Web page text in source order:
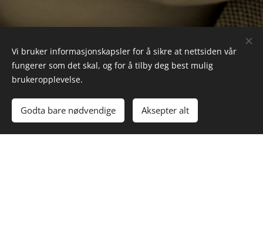
Vi bruker informasjonskapsler for å sikre at nettsiden vår
fungerer som det skal, og for å tilby deg best mulig
brukeropplevelse.
Godta bare nødvendige Aksepter alt